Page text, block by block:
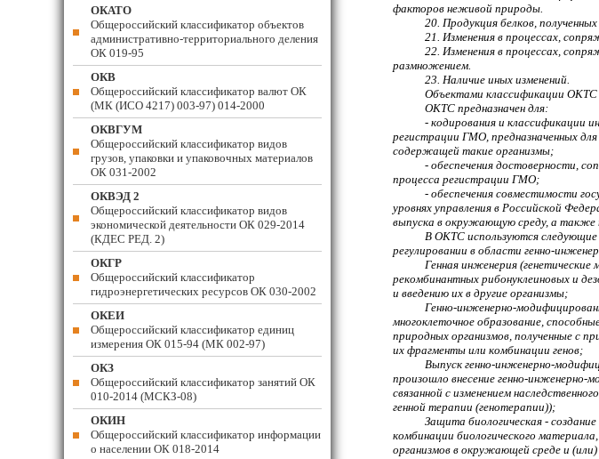
факторов неживой природы.
20. Продукция белков,
21. Изменения в процессах,
22. Изменения в процессах,
размножением.
23. Наличие иных изменений.
Объектами классификации
ОКТС предназначен для:
- кодирования и классификации
регистрации ГМО, предназначенных
содержащей такие организмы;
- обеспечения достоверности,
процесса регистрации ГМО;
- обеспечения совместимости
уровнях управления в Российской
выпуска в окружающую среду, а также
В ОКТС используются
регулировании в области генно-
Генная инженерия
рекомбинантных рибонуклеиновых и
и введению их в другие организмы;
Генно-инженерно-
многоклеточное образование,
природных организмов, полученные с
их фрагменты или комбинации генов;
Выпуск генно-инженерно-
произошло внесение генно-инженерно-
связанной с изменением
генной терапии (генотерапии));
Защита биологическая -
комбинации биологического
организмов в окружающей среде и
ОКАТО
Общероссийский классификатор объектов
административно-территориального деления
ОК 019-95
ОКВ
Общероссийский классификатор валют ОК
(МК (ИСО 4217) 003-97) 014-2000
ОКВГУМ
Общероссийский классификатор видов
грузов, упаковки и упаковочных материалов
ОК 031-2002
ОКВЭД 2
Общероссийский классификатор видов
экономической деятельности ОК 029-2014
(КДЕС РЕД. 2)
ОКГР
Общероссийский классификатор
гидроэнергетических ресурсов ОК 030-2002
ОКЕИ
Общероссийский классификатор единиц
измерения ОК 015-94 (МК 002-97)
ОКЗ
Общероссийский классификатор занятий ОК
010-2014 (МСКЗ-08)
ОКИН
Общероссийский классификатор информации
о населении ОК 018-2014